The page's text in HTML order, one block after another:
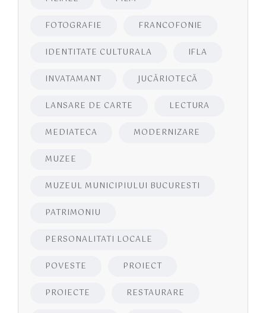
FOTOGRAFIE FRANCOFONIE
IDENTITATE CULTURALA IFLA
INVATAMANT JUCĂRIOTECĂ
LANSARE DE CARTE LECTURA
MEDIATECA MODERNIZARE
MUZEE
MUZEUL MUNICIPIULUI BUCURESTI
PATRIMONIU
PERSONALITATI LOCALE
POVESTE PROIECT
PROIECTE RESTAURARE